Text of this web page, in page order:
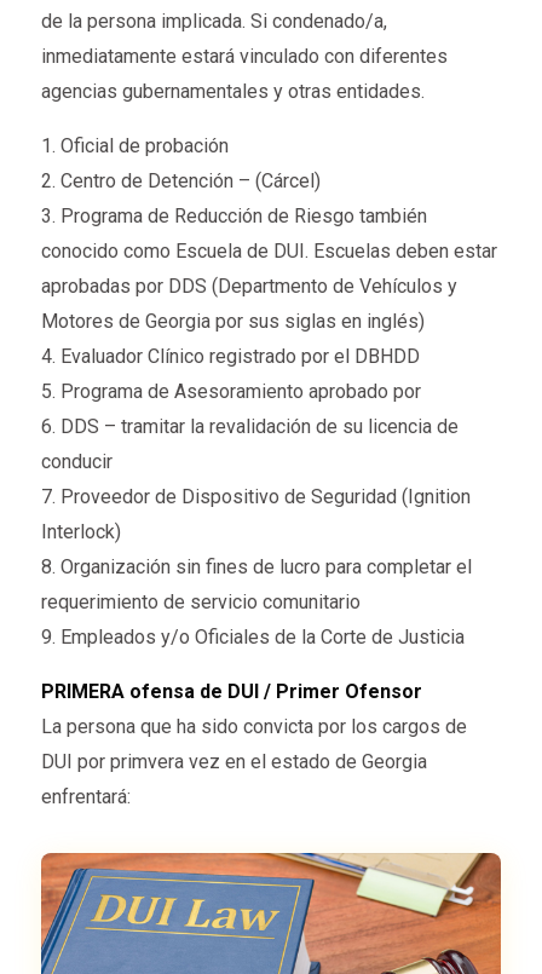
de la persona implicada. Si condenado/a,
inmediatamente estará vinculado con diferentes
agencias gubernamentales y otras entidades.
1. Oficial de probación
2. Centro de Detención – (Cárcel)
3. Programa de Reducción de Riesgo también
conocido como Escuela de DUI. Escuelas deben estar
aprobadas por DDS (Departmento de Vehículos y
Motores de Georgia por sus siglas en inglés)
4. Evaluador Clínico registrado por el DBHDD
5. Programa de Asesoramiento aprobado por
6. DDS – tramitar la revalidación de su licencia de
conducir
7. Proveedor de Dispositivo de Seguridad (Ignition
Interlock)
8. Organización sin fines de lucro para completar el
requerimiento de servicio comunitario
9. Empleados y/o Oficiales de la Corte de Justicia
PRIMERA ofensa de DUI / Primer Ofensor
La persona que ha sido convicta por los cargos de
DUI por primvera vez en el estado de Georgia
enfrentará: